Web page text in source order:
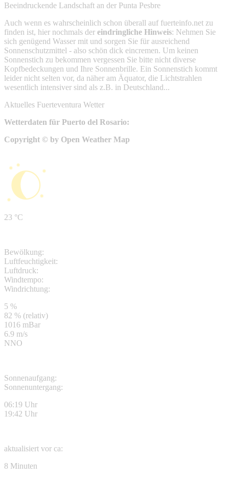
Beeindruckende Landschaft an der Punta Pesbre
Auch wenn es wahrscheinlich schon überall auf fuerteinfo.net zu
finden ist, hier nochmals der eindringliche Hinweis: Nehmen Sie
sich genügend Wasser mit und sorgen Sie für ausreichend
Sonnenschutzmittel - also schön dick eincremen. Um keinen
Sonnenstich zu bekommen vergessen Sie bitte nicht diverse
Kopfbedeckungen und Ihre Sonnenbrille. Ein Sonnenstich kommt
leider nicht selten vor, da näher am Äquator, die Lichtstrahlen
wesentlich intensiver sind als z.B. in Deutschland...
Aktuelles Fuerteventura Wetter
Wetterdaten für Puerto del Rosario:
Copyright © by Open Weather Map
23 °C
Bewölkung:
Luftfeuchtigkeit:
Luftdruck:
Windtempo:
Windrichtung:
5 %
82 % (relativ)
1016 mBar
6.9 m/s
NNO
Sonnenaufgang:
Sonnenuntergang:
06:19 Uhr
19:42 Uhr
aktualisiert vor ca:
8 Minuten